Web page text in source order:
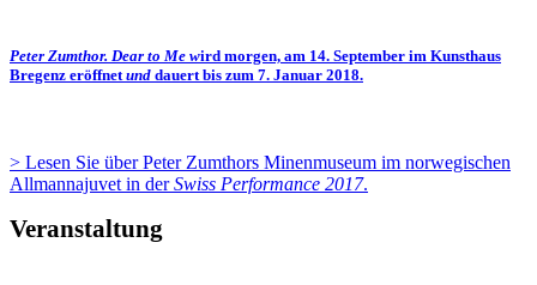
Peter Zumthor. Dear to Me wird morgen, am 14. September im Kunsthaus
Bregenz eröffnet und dauert bis zum 7. Januar 2018.
> Lesen Sie über Peter Zumthors Minenmuseum im norwegischen
Allmannajuvet in derSwiss Performance 2017.
Veranstaltung